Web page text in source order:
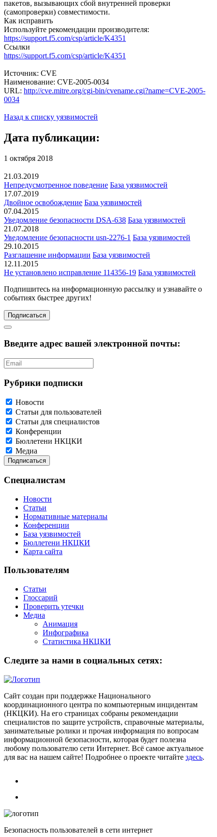
пакетов, вызывающих сбой внутренней проверки
(самопроверки) совместимости.
Как исправить
Используйте рекомендации производителя:
https://support.f5.com/csp/article/K4351
Ссылки
https://support.f5.com/csp/article/K4351
Источник: CVE
Наименование: CVE-2005-0034
URL: http://cve.mitre.org/cgi-bin/cvename.cgi?name=CVE-2005-
0034
Назад к списку уязвимостей
Дата публикации:
1 октября 2018
21.03.2019
Непредусмотренное поведение База уязвимостей
17.07.2019
Двойное освобождение База уязвимостей
07.04.2015
Уведомление безопасности DSA-638 База уязвимостей
21.07.2018
Уведомление безопасности usn-2276-1 База уязвимостей
29.10.2015
Разглашение информации База уязвимостей
12.11.2015
Не установлено исправление 114356-19 База уязвимостей
Подпишитесь на информационную рассылку и узнавайте о
событиях быстрее других!
Подписаться
Введите адрес вашей электронной почты:
Рубрики подписки
Новости
Статьи для пользователей
Статьи для специалистов
Конференции
Бюллетени НКЦКИ
Медиа
Специалистам
Новости
Статьи
Нормативные материалы
Конференции
База уязвимостей
Бюллетени НКЦКИ
Карта сайта
Пользователям
Статьи
Глоссарий
Проверить утечки
Медиа
Анимация
Инфографика
Статистика НКЦКИ
Следите за нами в социальных сетях:
Сайт создан при поддержке Национального
координационного центра по компьютерным инцидентам
(НКЦКИ). На его страницах собраны рекомендации
специалистов по защите устройств, справочные материалы,
занимательные ролики и прочая информация по вопросам
информационной безопасности, которая будет полезна
любому пользователю сети Интернет. Всё самое актуальное
для вас на нашем сайте! Подробнее о проекте читайте здесь.
Безопасность пользователей в сети интернет